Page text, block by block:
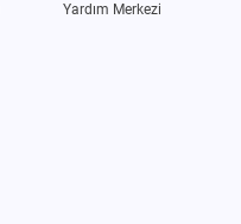
Yardım Merkezi